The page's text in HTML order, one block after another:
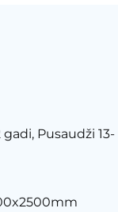
gadi, Pusaudži 13-